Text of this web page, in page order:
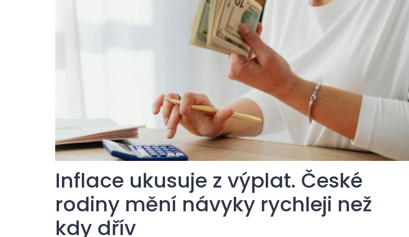
Inflace ukusuje z výplat. České
rodiny mění návyky rychleji než
kdy dřív